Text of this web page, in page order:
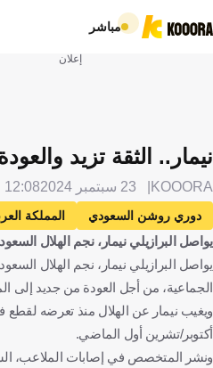
مباشر
إعلان
نيمار.. الثقة تزيد
KOOORA 23 سبتمبر 2024 12:08
دوري روشن السعودي المملكة
الخلود
نيمار البرازيل
يواصل البرازيلي نيمار، نجم الهلال
يواصل البرازيلي نيمار، نجم الهلال
الجماعية، من أجل العودة من جديد إلى
ويغيب نيمار عن الهلال منذ تعرضه لقطع
أكتوبر/تشرين أول الماضي.
ونشر المتخصص في إصابات الملاعب،